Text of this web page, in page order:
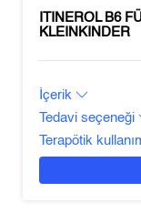
ITINEROL B6
KLEINKINDER
İçerik
Tedavi seçeneği
Terapötik